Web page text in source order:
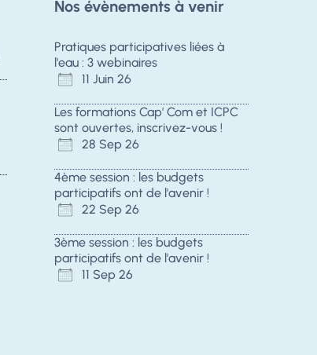
Nos évènements à venir
Pratiques participatives liées à
l'eau : 3 webinaires
11 Juin 26
Les formations Cap' Com et ICPC
sont ouvertes, inscrivez-vous !
28 Sep 26
4ème session : les budgets
participatifs ont de l'avenir !
22 Sep 26
3ème session : les budgets
participatifs ont de l'avenir !
11 Sep 26